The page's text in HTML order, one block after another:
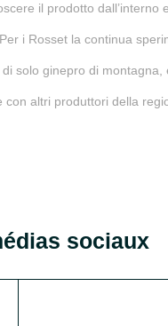
il prodotto dall’interno
i Rosset la continua
solo ginepro di
altri produttori della
sociaux